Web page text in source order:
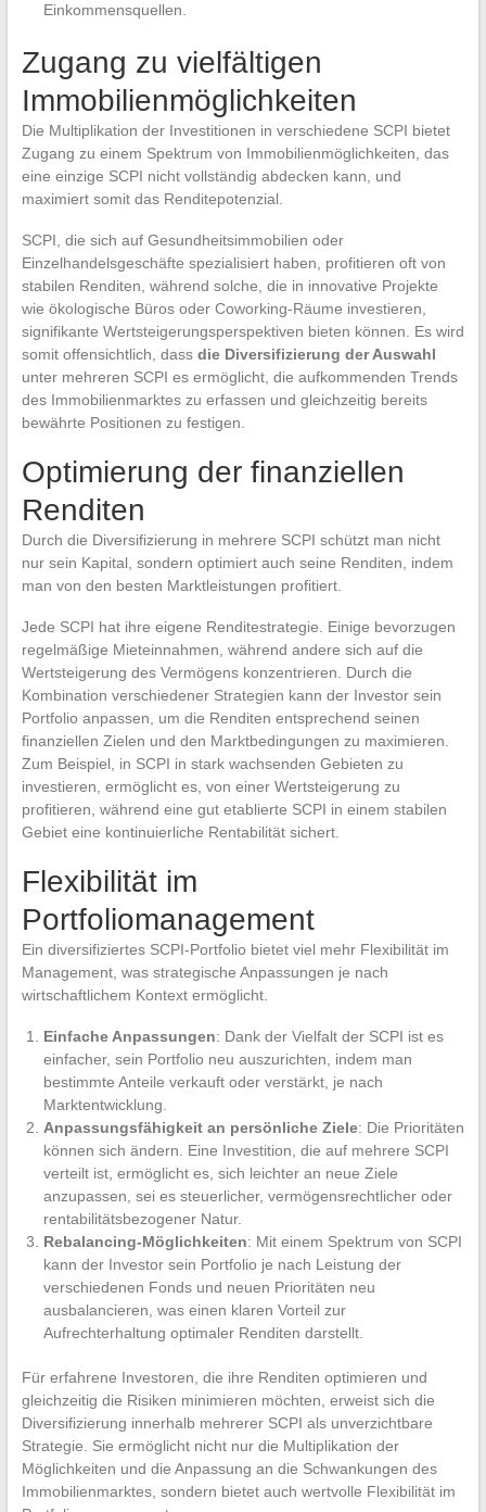
Einkommensquellen.
Zugang zu vielfältigen
Immobilienmöglichkeiten
Die Multiplikation der Investitionen in verschiedene SCPI bietet
Zugang zu einem Spektrum von Immobilienmöglichkeiten, das
eine einzige SCPI nicht vollständig abdecken kann, und
maximiert somit das Renditepotenzial.
SCPI, die sich auf Gesundheitsimmobilien oder
Einzelhandelsgeschäfte spezialisiert haben, profitieren oft von
stabilen Renditen, während solche, die in innovative Projekte
wie ökologische Büros oder Coworking-Räume investieren,
signifikante Wertsteigerungsperspektiven bieten können. Es wird
somit offensichtlich, dass die Diversifizierung der Auswahl
unter mehreren SCPI es ermöglicht, die aufkommenden Trends
des Immobilienmarktes zu erfassen und gleichzeitig bereits
bewährte Positionen zu festigen.
Optimierung der finanziellen
Renditen
Durch die Diversifizierung in mehrere SCPI schützt man nicht
nur sein Kapital, sondern optimiert auch seine Renditen, indem
man von den besten Marktleistungen profitiert.
Jede SCPI hat ihre eigene Renditestrategie. Einige bevorzugen
regelmäßige Mieteinnahmen, während andere sich auf die
Wertsteigerung des Vermögens konzentrieren. Durch die
Kombination verschiedener Strategien kann der Investor sein
Portfolio anpassen, um die Renditen entsprechend seinen
finanziellen Zielen und den Marktbedingungen zu maximieren.
Zum Beispiel, in SCPI in stark wachsenden Gebieten zu
investieren, ermöglicht es, von einer Wertsteigerung zu
profitieren, während eine gut etablierte SCPI in einem stabilen
Gebiet eine kontinuierliche Rentabilität sichert.
Flexibilität im
Portfoliomanagement
Ein diversifiziertes SCPI-Portfolio bietet viel mehr Flexibilität im
Management, was strategische Anpassungen je nach
wirtschaftlichem Kontext ermöglicht.
Einfache Anpassungen: Dank der Vielfalt der SCPI ist es
einfacher, sein Portfolio neu auszurichten, indem man
bestimmte Anteile verkauft oder verstärkt, je nach
Marktentwicklung.
Anpassungsfähigkeit an persönliche Ziele: Die Prioritäten
können sich ändern. Eine Investition, die auf mehrere SCPI
verteilt ist, ermöglicht es, sich leichter an neue Ziele
anzupassen, sei es steuerlicher, vermögensrechtlicher oder
rentabilitätsbezogener Natur.
Rebalancing-Möglichkeiten: Mit einem Spektrum von SCPI
kann der Investor sein Portfolio je nach Leistung der
verschiedenen Fonds und neuen Prioritäten neu
ausbalancieren, was einen klaren Vorteil zur
Aufrechterhaltung optimaler Renditen darstellt.
Für erfahrene Investoren, die ihre Renditen optimieren und
gleichzeitig die Risiken minimieren möchten, erweist sich die
Diversifizierung innerhalb mehrerer SCPI als unverzichtbare
Strategie. Sie ermöglicht nicht nur die Multiplikation der
Möglichkeiten und die Anpassung an die Schwankungen des
Immobilienmarktes, sondern bietet auch wertvolle Flexibilität im